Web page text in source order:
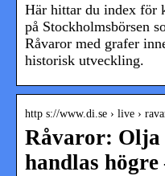
Här hittar du index för
på Stockholmsbörsen
Råvaror med grafer
historisk utveckling.
http s://www.di.se › live ›
Råvaror: Olja
handlas